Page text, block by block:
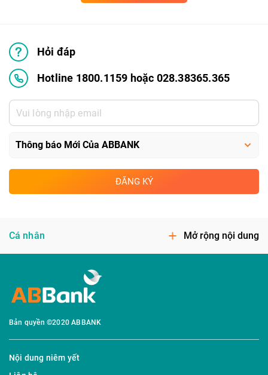
Hỏi đáp
Hotline 1800.1159 hoặc 028.38365.365
ĐĂNG KÝ
Cá nhân Mở rộng nội dung
Bản quyền ©2020 ABBANK
Nội dung niêm yết